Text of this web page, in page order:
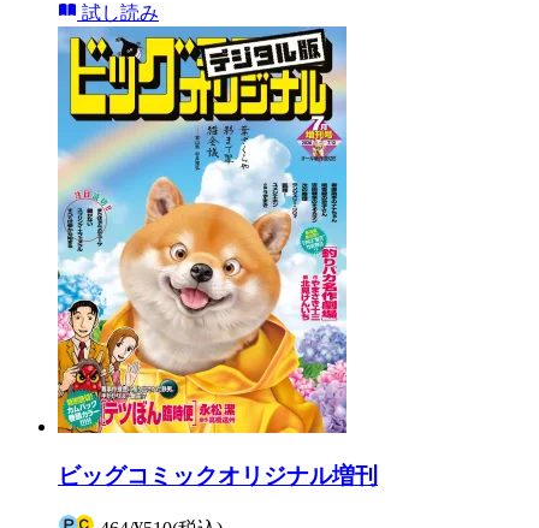
試し読み
ビッグコミックオリジナル増刊